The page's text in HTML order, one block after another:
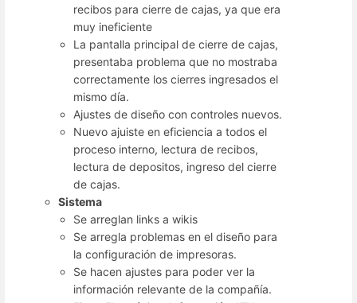
recibos para cierre de cajas, ya que era
muy ineficiente
La pantalla principal de cierre de cajas,
presentaba problema que no mostraba
correctamente los cierres ingresados el
mismo día.
Ajustes de diseño con controles nuevos.
Nuevo ajuiste en eficiencia a todos el
proceso interno, lectura de recibos,
lectura de depositos, ingreso del cierre
de cajas.
Sistema
Se arreglan links a wikis
Se arregla problemas en el diseño para
la configuración de impresoras.
Se hacen ajustes para poder ver la
información relevante de la compañía.